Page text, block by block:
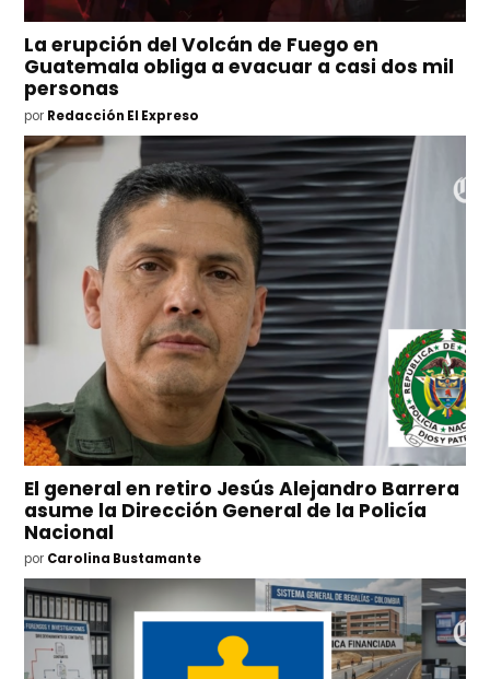
La erupción del Volcán de Fuego en
Guatemala obliga a evacuar a casi dos mil
personas
por Redacción El Expreso
El general en retiro Jesús Alejandro Barrera
asume la Dirección General de la Policía
Nacional
por Carolina Bustamante